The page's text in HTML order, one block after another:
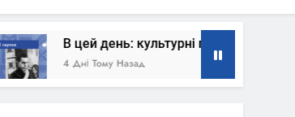
В цей день: культурні події 2 серпня – що
4 Дні Тому Назад